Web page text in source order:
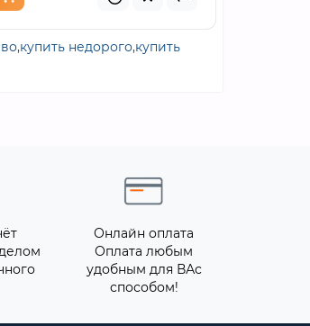
,купить недорого,купить
Онлайн оплата
Оплата любым
удобным для ВАс
способом!